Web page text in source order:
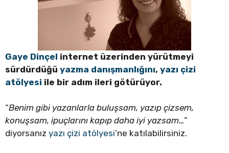
Gaye Dinçel internet üzerinden yürütmeyi
sürdürdüğü yazma danışmanlığını, yazı çizi
atölyesi ile bir adım ileri götürüyor.
“Benim gibi yazanlarla buluşsam, yazıp çizsem,
konuşsam, ipuçlarını kapıp daha iyi yazsam…”
diyorsanız yazı çizi atölyesi’ne katılabilirsiniz.